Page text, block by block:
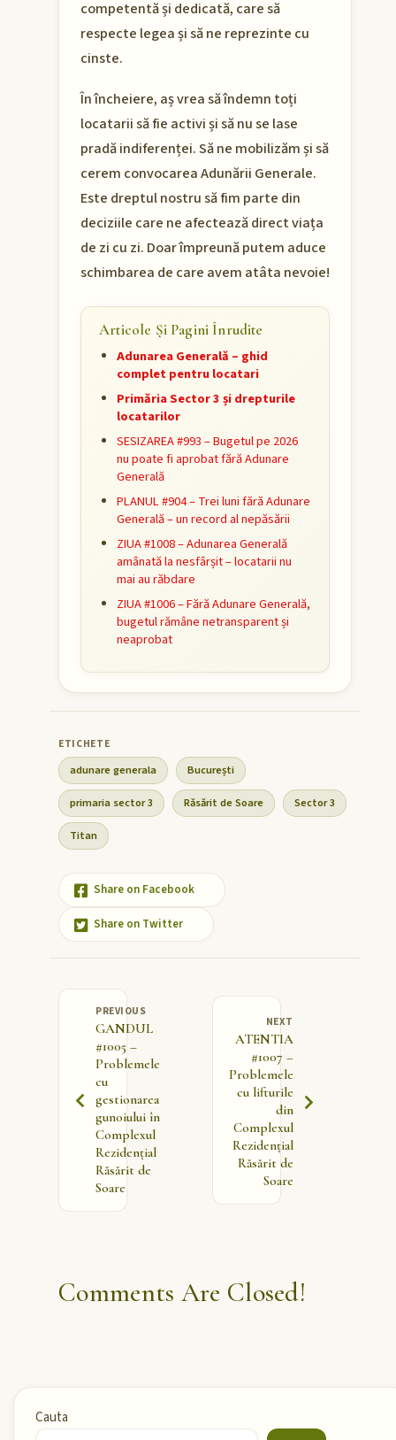
competentă și dedicată, care să
respecte legea și să ne reprezinte cu
cinste.
În încheiere, aș vrea să îndemn toți
locatarii să fie activi și să nu se lase
pradă indiferenței. Să ne mobilizăm și să
cerem convocarea Adunării Generale.
Este dreptul nostru să fim parte din
deciziile care ne afectează direct viața
de zi cu zi. Doar împreună putem aduce
schimbarea de care avem atâta nevoie!
Articole Și Pagini Înrudite
Adunarea Generală – ghid
complet pentru locatari
Primăria Sector 3 și drepturile
locatarilor
SESIZAREA #993 – Bugetul pe 2026
nu poate fi aprobat fără Adunare
Generală
PLANUL #904 – Trei luni fără Adunare
Generală – un record al nepăsării
ZIUA #1008 – Adunarea Generală
amânată la nesfârșit – locatarii nu
mai au răbdare
ZIUA #1006 – Fără Adunare Generală,
bugetul rămâne netransparent și
neaprobat
adunare generala București
primaria sector 3 Răsărit de Soare Sector 3
Titan
Share on Facebook
Share on Twitter
PREVIOUS
GANDUL
#1005 –
Problemele
cu
gestionarea
gunoiului în
Complexul
Rezidențial
Răsărit de
Soare
NEXT
ATENTIA
#1007 –
Problemele
cu lifturile
din
Complexul
Rezidențial
Răsărit de
Soare
Comments Are Closed!
Cauta